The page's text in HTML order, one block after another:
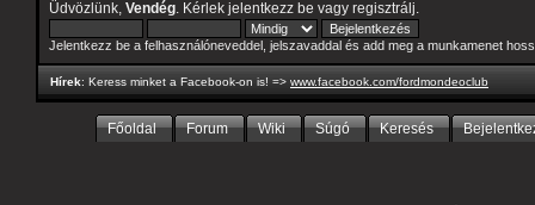
Üdvözlünk, Vendég . Kérlek jelentkezz be vagy regisztrálj
Jelentkezz be a felhasználóneveddel, jelszavaddal és add meg a munkamenet
Hírek: Keress minket a Facebook-on is! => www.facebook.com/fordmondeoclub
Főoldal Forum Wiki Súgó Keresés